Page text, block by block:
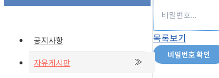
공지사항
자유게시판
목록보기
비밀번호 확인